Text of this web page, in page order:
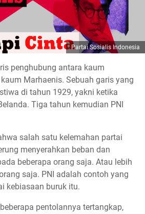
Partai Sosialis Indonesia
penghubung antara kaum
Marhaenis. Sebuah garis yang
di tahun 1929, yakni ketika
Tiga tahun kemudian PNI
salah satu kelemahan partai
menyerahkan beban dan
beberapa orang saja. Atau lebih
saja. PNI adalah contoh yang
kebiasaan buruk itu.
pentolannya tertangkap,